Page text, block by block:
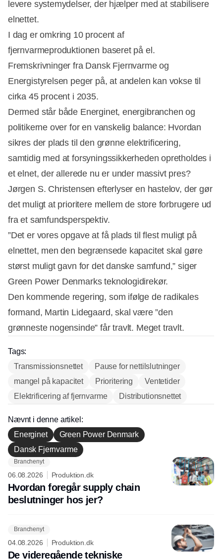
levere systemydelser, der hjælper med at stabilisere
elnettet.
I dag er omkring 10 procent af
fjernvarmeproduktionen baseret på el.
Fremskrivninger fra Dansk Fjernvarme og
Energistyrelsen peger på, at andelen kan vokse til
cirka 45 procent i 2035.
Dermed står både Energinet, energibranchen og
politikerne over for en vanskelig balance: Hvordan
sikres der plads til den grønne elektrificering,
samtidig med at forsyningssikkerheden opretholdes i
et elnet, der allerede nu er under massivt pres?
Jørgen S. Christensen efterlyser en hastelov, der gør
det muligt at prioritere mellem de store forbrugere ud
fra et samfundsperspektiv.
”Det er vores opgave at få plads til flest muligt på
elnettet, men den begrænsede kapacitet skal gøre
størst muligt gavn for det danske samfund,” siger
Green Power Denmarks teknologidirekør.
Den kommende regering, som ifølge de radikales
formand, Martin Lidegaard, skal være ”den
grønneste nogensinde” får travlt. Meget travlt.
Tags:
Transmissionsnettet
Pause for nettilslutninger
mangel på kapacitet
Prioritering
Ventetider
Elektrificering af fjernvarme
Distributionsnettet
Nævnt i denne artikel:
Energinet
Green Power Denmark
Dansk Fjernvarme
Branchenyt
06.08.2026 Produktion.dk
Hvordan foregår supply chain
beslutninger hos jer?
Branchenyt
04.08.2026 Produktion.dk
De videregående tekniske